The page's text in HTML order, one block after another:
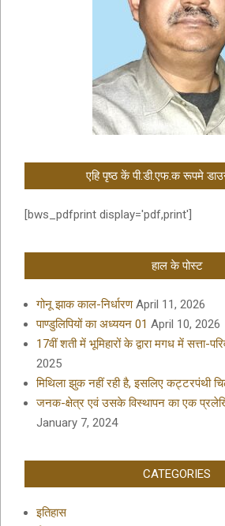
एहि पृष्ठ कें पी.डी.एफ.क रूपमे
[bws_pdfprint display='pdf,print']
हाल के पोस्ट
गोनू झाक काल-निर्धारण April 11, 2026
पाण्डुलिपियों का अध्ययन 01 April 10, 2026
17वीं शती में भूमिहारों के द्वारा मगध में सत्ता-
2025
मिथिला झुक नहीं रही है, इसलिए कट्टरपंथी
जनक-क्षेत्र एवं उसके विस्थापन का एक
January 7, 2024
CATEGORIES
इतिहास